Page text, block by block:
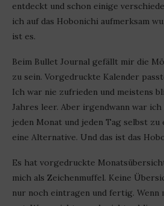
entdeckt und schon einige
ich auf das Hobonichi aufmerksam
ist es.
Beim Bullet Journal gefällt mir die
zu sein. Vorgedruckte Kalender
Ich war nie zufrieden und meistens
Jahres leer. Aber irgendwann war
jeden Monat und jeden Tag selbst
eine Alternative. Und das ist das
Es hat vorgedruckte
mich als Zeichenmuffel. Keine
nur noch eintragen und fertig. Wenn